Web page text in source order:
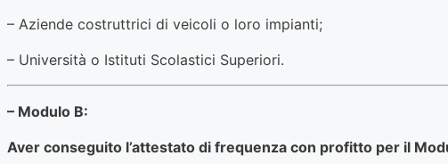
– Aziende costruttrici di veicoli o loro impianti;
– Università o Istituti Scolastici Superiori.
– Modulo B:
Aver conseguito l’attestato di frequenza con profitto per il